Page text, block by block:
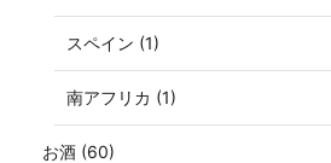
スペイン (1)
南アフリカ (1)
お酒 (60)